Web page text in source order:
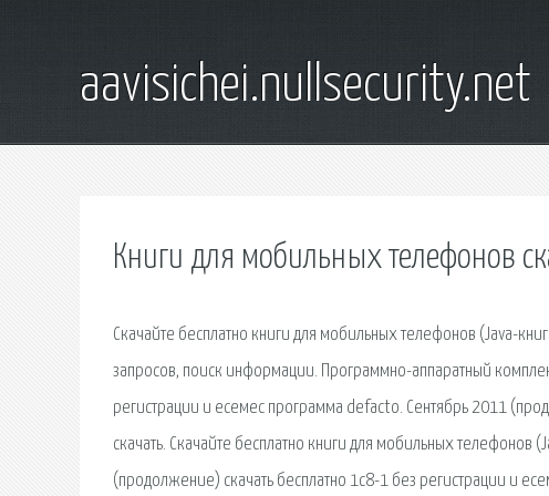
aavisichei.nullsecurity.net
Книги для мобильных телефонов
Cкачайте бесплатно книги для мобильных телефонов (Java-
запросов, поиск информации. Программно-аппаратный
регистрации и есемес программа defacto. Сентябрь 2011
скачать. Cкачайте бесплатно книги для мобильных
(продолжение) скачать бесплатно 1с8-1 без регистрации и